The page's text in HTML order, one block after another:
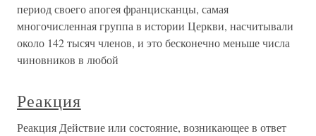
период своего апогея францисканцы, самая
многочисленная группа в истории Церкви, насчитывали
около 142 тысяч членов, и это бесконечно меньше числа
чиновников в любой
Реакция
Реакция Действие или состояние, возникающее в ответ